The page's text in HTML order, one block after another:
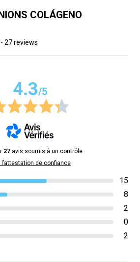
COLÁGENO
27 reviews
4.3/5
27 avis soumis à un contrôle
l’attestation de confiance
15
8
2
0
2